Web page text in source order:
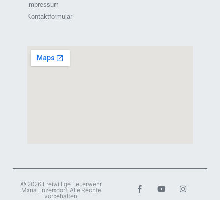
Impressum
Kontaktformular
© 2026 Freiwillige Feuerwehr
Maria Enzersdorf. Alle Rechte
vorbehalten.